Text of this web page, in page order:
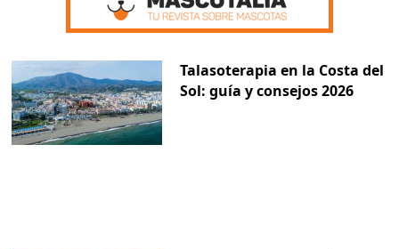
Talasoterapia en la Costa del
Sol: guía y consejos 2026